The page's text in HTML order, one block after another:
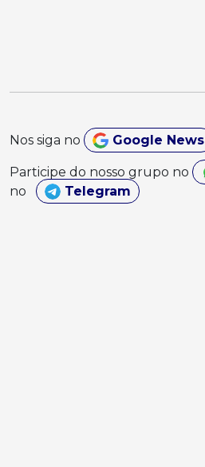
Nos siga no Google News
Participe do nosso grupo no
no
Telegram